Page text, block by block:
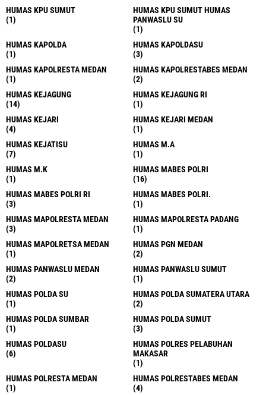
HUMAS KPU SUMUT
(1)
HUMAS KPU SUMUT HUMAS
PANWASLU SU
(1)
HUMAS KAPOLDA
(1)
HUMAS KAPOLDASU
(3)
HUMAS KAPOLRESTA MEDAN
(1)
HUMAS KAPOLRESTABES MEDAN
(2)
HUMAS KEJAGUNG
(14)
HUMAS KEJAGUNG RI
(1)
HUMAS KEJARI
(4)
HUMAS KEJARI MEDAN
(1)
HUMAS KEJATISU
(7)
HUMAS M.A
(1)
HUMAS M.K
(1)
HUMAS MABES POLRI
(16)
HUMAS MABES POLRI RI
(3)
HUMAS MABES POLRI.
(1)
HUMAS MAPOLRESTA MEDAN
(3)
HUMAS MAPOLRESTA PADANG
(1)
HUMAS MAPOLRETSA MEDAN
(1)
HUMAS PGN MEDAN
(2)
HUMAS PANWASLU MEDAN
(2)
HUMAS PANWASLU SUMUT
(1)
HUMAS POLDA SU
(1)
HUMAS POLDA SUMATERA UTARA
(2)
HUMAS POLDA SUMBAR
(1)
HUMAS POLDA SUMUT
(3)
HUMAS POLDASU
(6)
HUMAS POLRES PELABUHAN
MAKASAR
(1)
HUMAS POLRESTA MEDAN
(1)
HUMAS POLRESTABES MEDAN
(4)